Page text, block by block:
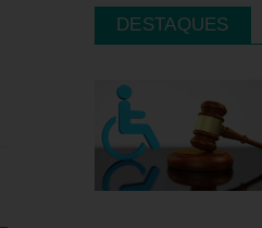
DESTAQUES